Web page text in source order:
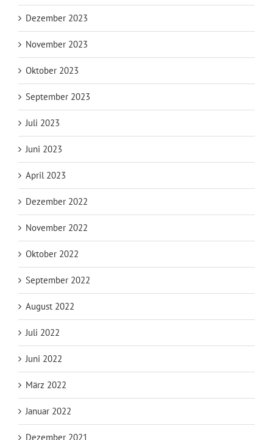
Dezember 2023
November 2023
Oktober 2023
September 2023
Juli 2023
Juni 2023
April 2023
Dezember 2022
November 2022
Oktober 2022
September 2022
August 2022
Juli 2022
Juni 2022
März 2022
Januar 2022
Dezember 2021